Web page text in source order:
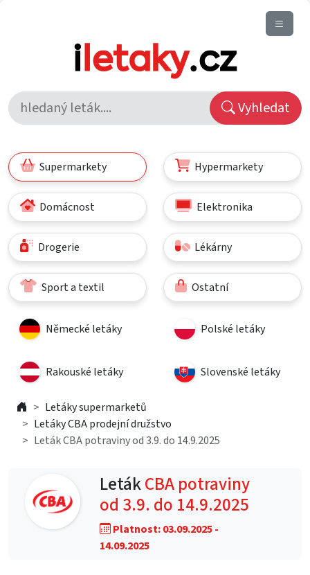
Vyhledat
Supermarkety Hypermarkety
Domácnost Elektronika
Drogerie Lékárny
Sport a textil Ostatní
Německé letáky Polské letáky
Rakouské letáky Slovenské letáky
Letáky supermarketů
Letáky CBA prodejní družstvo
Leták CBA potraviny od 3.9. do 14.9.2025
LetákCBA potraviny
od 3.9. do 14.9.2025
Platnost: 03.09.2025 -
14.09.2025